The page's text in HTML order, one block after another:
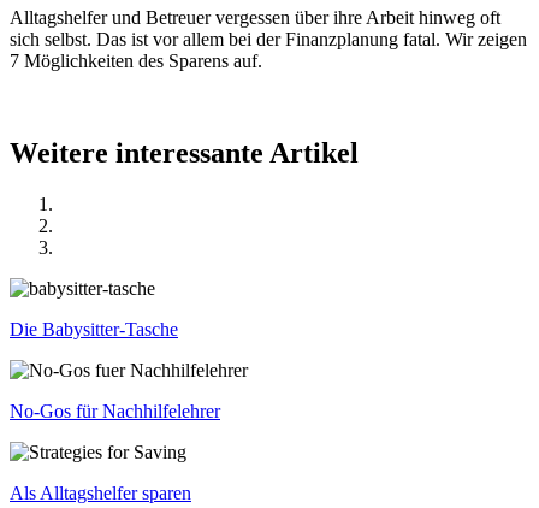
Alltagshelfer und Betreuer vergessen über ihre Arbeit hinweg oft
sich selbst. Das ist vor allem bei der Finanzplanung fatal. Wir zeigen
7 Möglichkeiten des Sparens auf.
Weitere interessante Artikel
Die Babysitter-Tasche
No-Gos für Nachhilfelehrer
Als Alltagshelfer sparen